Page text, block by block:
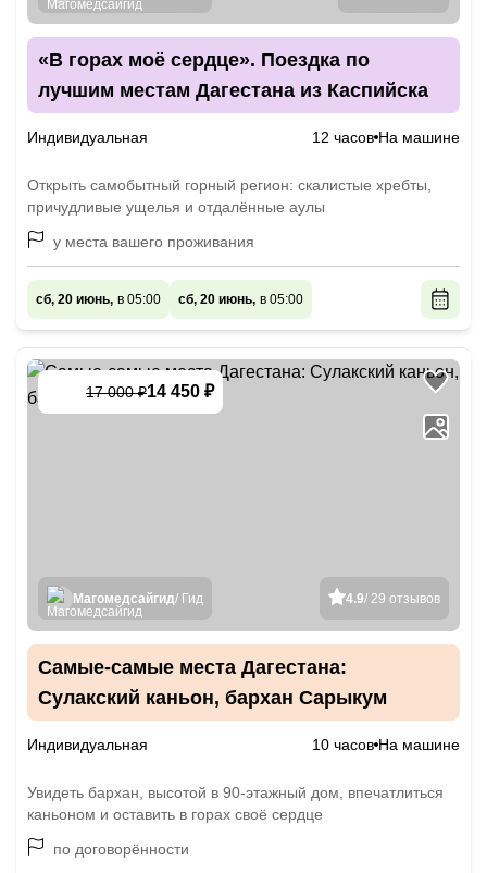
«В горах моё сердце». Поездка по
лучшим местам Дагестана из Каспийска
Индивидуальная 12 часов На машине
Открыть самобытный горный регион: скалистые хребты,
причудливые ущелья и отдалённые аулы
у места вашего проживания
сб, 20 июнь, в 05:00 сб, 20 июнь, в 05:00
17 000 ₽14 450 ₽
4.9/ 29 отзывов
Магомедсайгид/ Гид
Самые-самые места Дагестана:
Сулакский каньон, бархан Сарыкум
Индивидуальная 10 часов На машине
Увидеть бархан, высотой в 90-этажный дом, впечатлиться
каньоном и оставить в горах своё сердце
по договорённости